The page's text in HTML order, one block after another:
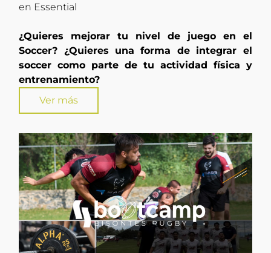
en Essential
¿Quieres mejorar tu nivel de juego en el
Soccer? ¿Quieres una forma de integrar el
soccer como parte de tu actividad física y
entrenamiento?
Ver más